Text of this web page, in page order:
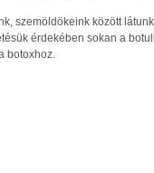
szemöldökeink között
érdekében sokan a
botoxhoz.